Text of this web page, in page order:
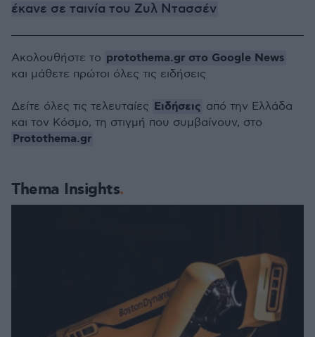
έκανε σε ταινία του Ζυλ Ντασσέν
Thema Insights
Ακολουθήστε το protothema.gr στο Google News
και μάθετε πρώτοι όλες τις ειδήσεις
Δείτε όλες τις τελευταίες Ειδήσεις από την Ελλάδα
και τον Κόσμο, τη στιγμή που συμβαίνουν, στο
Protothema.gr